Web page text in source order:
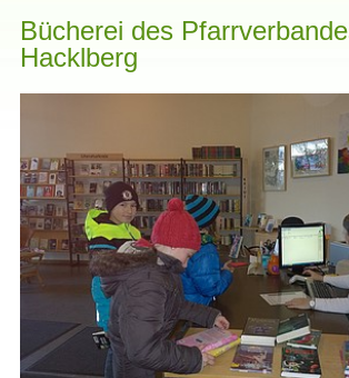
Bücherei des
Hacklberg